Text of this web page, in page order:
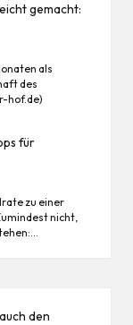
gemacht:
als
des
hof.de)
für
zu einer
nicht,
den